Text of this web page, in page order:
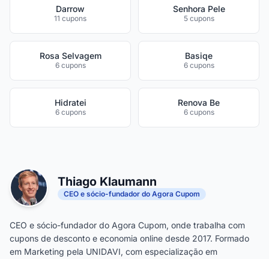
Darrow
11 cupons
Senhora Pele
5 cupons
Rosa Selvagem
6 cupons
Basiqe
6 cupons
Hidratei
6 cupons
Renova Be
6 cupons
Thiago Klaumann
CEO e sócio-fundador do Agora Cupom
CEO e sócio-fundador do Agora Cupom, onde trabalha com
cupons de desconto e economia online desde 2017. Formado
em Marketing pela UNIDAVI, com especialização em